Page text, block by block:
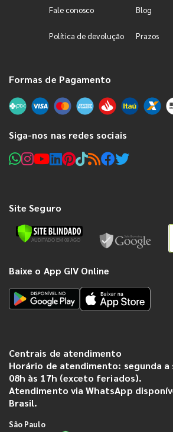
Fale conosco Blog
Política de devolução Prazos
Formas de Pagamento
Siga-nos nas redes sociais
Site Seguro
Baixe o App GIV Online
Centrais de atendimento
Horário de atendimento: segunda
08h às 17h (exceto feriados).
Atendimento via WhatsApp
Brasil.
São Paulo